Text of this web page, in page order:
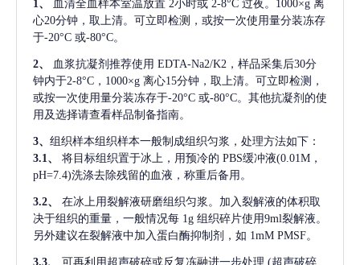
1、 血清全血样本室温放置 2小时或 2-8°C 过夜。1000×g 离
心20分钟，取上清。可立即检测，或按一次使用量分装冻存
于-20°C 或-80°C。
2、 血浆抗凝剂推荐使用 EDTA-Na2/K2，样品采集后30分
钟内于2-8°C，1000×g 离心15分钟，取上清。可立即检测，
或按一次使用量分装冻存于-20°C 或-80°C。其他抗凝剂的使
用及选择请查看样品制备指南。
3、 组织样本组织样本一般制成组织匀浆，处理方法如下：
3.1、
将目标组织置于冰上，用预冷的 PBS缓冲液(0.01M，
pH=7.4)洗涤去除残留的血液，称重后备用。
3.2、
在冰上用裂解液研磨组织匀浆。加入裂解液的体积取
决于组织的重量，一般情况每 1g 组织碎片使用9ml裂解液。
另外建议在裂解液中加入蛋白酶抑制剂，如 1mM PMSF。
3.3、 可再利用超声破碎或反复冻融进一步处理 (超声破碎